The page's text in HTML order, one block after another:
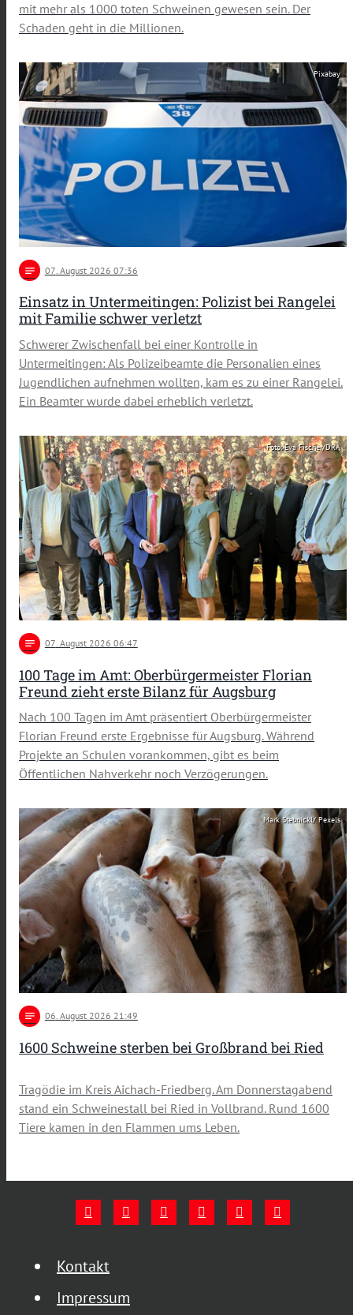
mit mehr als 1000 toten Schweinen gewesen sein. Der
Schaden geht in die Millionen.
Pixabay
notes 07 . August 2026 07:36
Einsatz in Untermeitingen: Polizist bei Rangelei
mit Familie schwer verletzt
Schwerer Zwischenfall bei einer Kontrolle in
Untermeitingen: Als Polizeibeamte die Personalien eines
Jugendlichen aufnehmen wollten, kam es zu einer Rangelei.
Ein Beamter wurde dabei erheblich verletzt.
Foto: Eva Fischer/DRA
notes 07. August 2026 06:47
100 Tage im Amt: Oberbürgermeister Florian
Freund zieht erste Bilanz für Augsburg
Nach 100 Tagen im Amt präsentiert Oberbürgermeister
Florian Freund erste Ergebnisse für Augsburg. Während
Projekte an Schulen vorankommen, gibt es beim
Öffentlichen Nahverkehr noch Verzögerungen.
Mark Stebnickl/ Pexels
notes 06. August 2026 21:49
1600 Schweine sterben bei Großbrand bei Ried
Tragödie im Kreis Aichach-Friedberg. Am Donnerstagabend
stand ein Schweinestall bei Ried in Vollbrand. Rund 1600
Tiere kamen in den Flammen ums Leben.
Kontakt
Impressum